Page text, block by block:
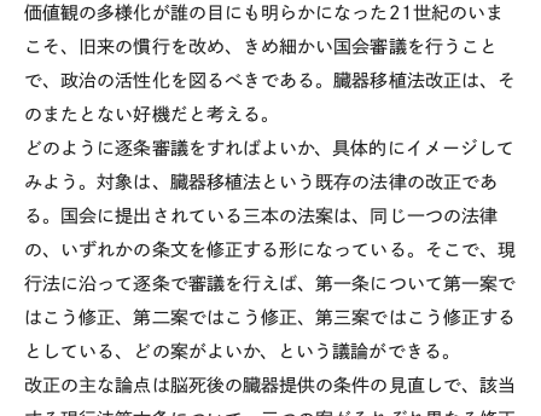
価値観の多様化が誰の目にも明らかになった21世紀のいま
こそ、旧来の慣行を改め、きめ細かい国会審議を行うこと
で、政治の活性化を図るべきである。臓器移植法改正は、そ
のまたとない好機だと考える。
どのように逐条審議をすればよいか、具体的にイメージして
みよう。対象は、臓器移植法という既存の法律の改正であ
る。国会に提出されている三本の法案は、同じ一つの法律
の、いずれかの条文を修正する形になっている。そこで、現
行法に沿って逐条で審議を行えば、第一条について第一案で
はこう修正、第二案ではこう修正、第三案ではこう修正する
としている、どの案がよいか、という議論ができる。
改正の主な論点は脳死後の臓器提供の条件の見直しで、該当